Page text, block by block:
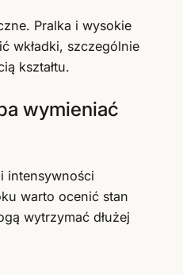
Pralka i wysokie
wkładki, szczególnie
kształtu.
wymieniać
intensywności
warto ocenić stan
wytrzymać dłużej